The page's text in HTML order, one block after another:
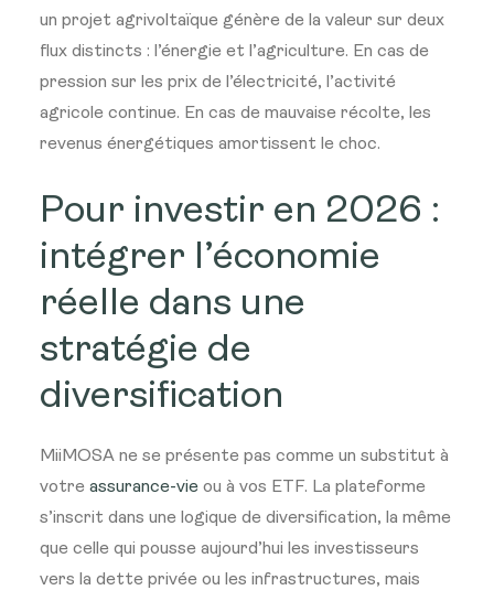
un projet agrivoltaïque génère de la valeur sur deux
flux distincts : l’énergie et l’agriculture. En cas de
pression sur les prix de l’électricité, l’activité
agricole continue. En cas de mauvaise récolte, les
revenus énergétiques amortissent le choc.
Pour investir en 2026 :
intégrer l’économie
réelle dans une
stratégie de
diversification
MiiMOSA ne se présente pas comme un substitut à
votre assurance-vie ou à vos ETF. La plateforme
s’inscrit dans une logique de diversification, la même
que celle qui pousse aujourd’hui les investisseurs
vers la dette privée ou les infrastructures, mais